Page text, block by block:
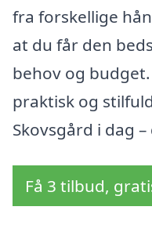
fra forskellige
at du får den
behov og
praktisk og
Skovsgård i dag
Få 3 tilbud,